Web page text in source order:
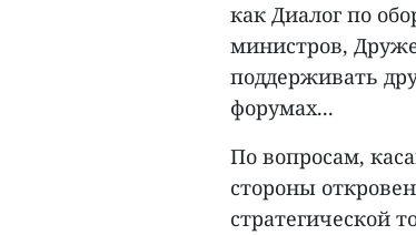
как Диалог по
министров,
поддерживать
форумах...
По вопросам,
стороны
стратегической